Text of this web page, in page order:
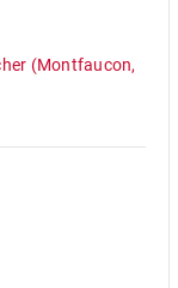
(Montfaucon,